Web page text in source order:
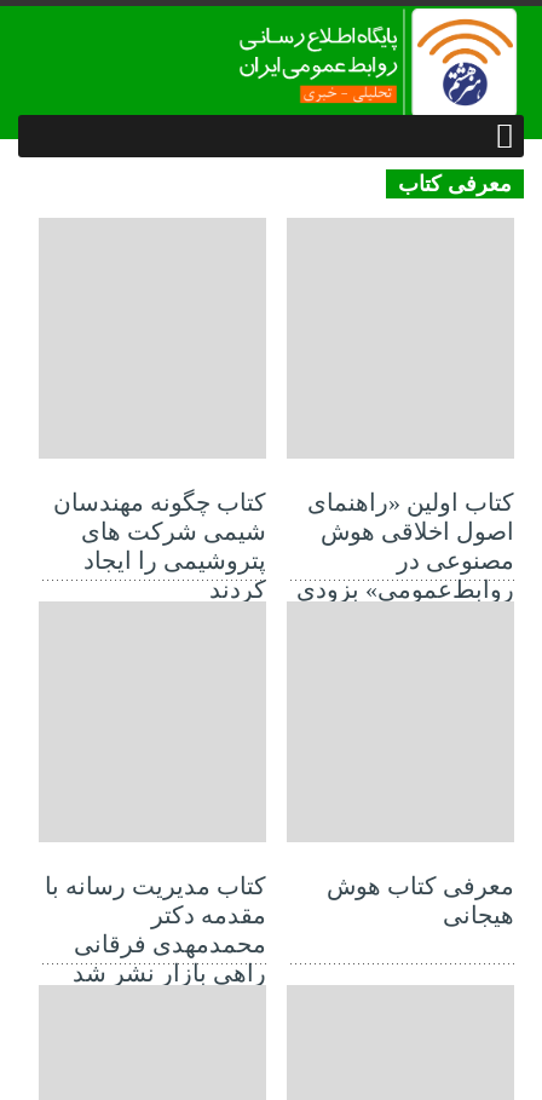
معرفی کتاب
کتاب اولین «راهنمای
اصول اخلاقی هوش
مصنوعی در
روابط‌‏عمومی» بزودی
کتاب چگونه مهندسان
شیمی شرکت های
پتروشیمی را ایجاد
کردند
معرفی کتاب هوش
هیجانی
کتاب مدیریت رسانه با
مقدمه دکتر
محمدمهدی فرقانی
راهی بازار نشر شد